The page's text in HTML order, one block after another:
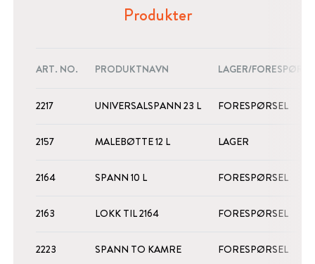
Produkter
ART. NO. PRODUKTNAVN LAGER/
2217 UNIVERSALSPANN 23 L FORESPØRSEL
2157 MALEBØTTE 12 L LAGER
2164 SPANN 10 L FORESPØRSEL
2163 LOKK TIL 2164 FORESPØRSEL
2223 SPANN TO KAMRE FORESPØRSEL